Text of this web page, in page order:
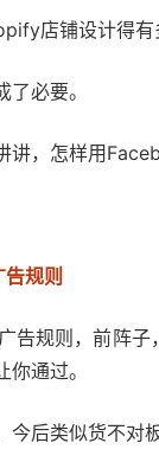
店铺设计得有
必要。
讲，怎样用
规则
告规则，前阵
通过。
今后类似货不对